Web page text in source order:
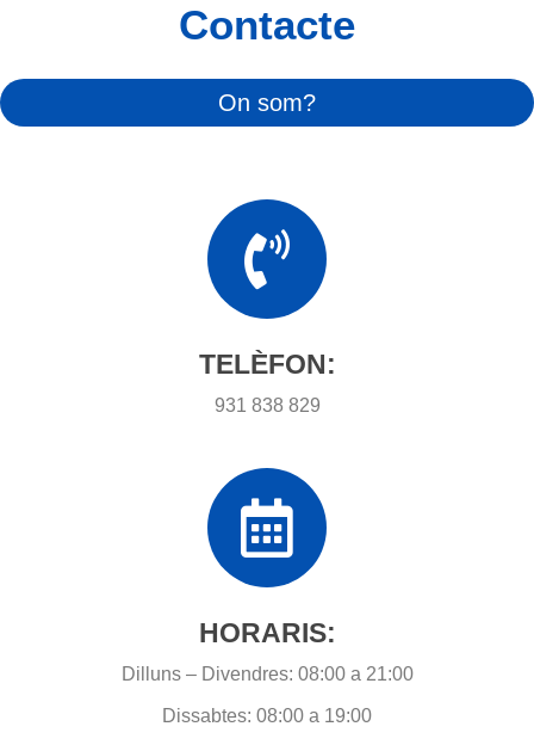
Contacte
On som?
TELÈFON:
931 838 829
HORARIS:
Dilluns – Divendres: 08:00 a 21:00
Dissabtes: 08:00 a 19:00